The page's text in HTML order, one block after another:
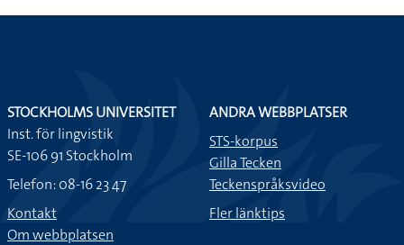
STOCKHOLMS UNIVERSITET
Inst. för lingvistik
SE-106 91 Stockholm
Telefon: 08-16 23 47
Kontakt
Om webbplatsen
ANDRA WEBBPLATSER
STS-korpus
Gilla Tecken
Teckenspråksvideo
Fler länktips